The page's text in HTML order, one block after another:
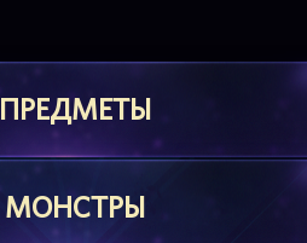
ПРЕДМЕТЫ
МОНСТРЫ